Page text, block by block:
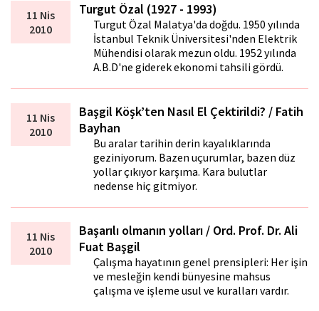
11 Nis
2010
Turgut Özal (1927 - 1993)
Turgut Özal Malatya'da doğdu. 1950 yılında
İstanbul Teknik Üniversitesi'nden Elektrik
Mühendisi olarak mezun oldu. 1952 yılında
A.B.D'ne giderek ekonomi tahsili gördü.
11 Nis
2010
Başgil Köşk’ten Nasıl El Çektirildi? / Fatih
Bayhan
Bu aralar tarihin derin kayalıklarında
geziniyorum. Bazen uçurumlar, bazen düz
yollar çıkıyor karşıma. Kara bulutlar
nedense hiç gitmiyor.
11 Nis
2010
Başarılı olmanın yolları / Ord. Prof. Dr. Ali
Fuat Başgil
Çalışma hayatının genel prensipleri: Her işin
ve mesleğin kendi bünyesine mahsus
çalışma ve işleme usul ve kuralları vardır.